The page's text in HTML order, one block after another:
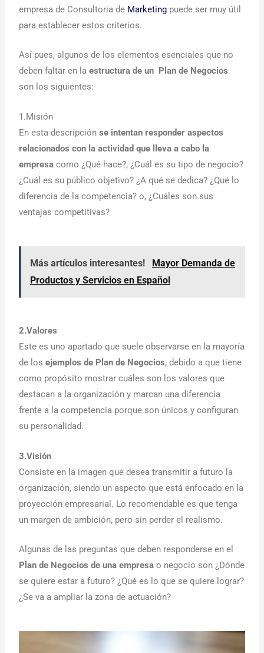
empresa de Consultoria de Marketing puede ser muy útil
para establecer estos criterios.
Así pues, algunos de los elementos esenciales que no
deben faltar en laestructura de un Plan de Negocios
son los siguientes:
1.Misión
En esta descripciónse intentan responder aspectos
relacionados con la actividad que lleva a cabo la
empresacomo ¿Qué hace?, ¿Cuál es su tipo de negocio?
¿Cuál es su público objetivo? ¿A qué se dedica? ¿Qué lo
diferencia de la competencia? o, ¿Cuáles son sus
ventajas competitivas?
Más artículos interesantes!
Mayor Demanda de
Productos y Servicios en Español
2.Valores
Este es uno apartado que suele observarse en la mayoría
de losejemplos de Plan de Negocios, debido a que tiene
como propósito mostrar cuáles son los valores que
destacan a la organización y marcan una diferencia
frente a la competencia porque son únicos y configuran
su personalidad.
3.Visión
Consiste en la imagen que desea transmitir a futuro la
organización, siendo un aspecto que está enfocado en la
proyección empresarial. Lo recomendable es que tenga
un margen de ambición, pero sin perder el realismo.
Algunas de las preguntas que deben responderse en el
Plan de Negocios de una empresa o negocio son ¿Dónde
se quiere estar a futuro? ¿Qué es lo que se quiere lograr?
¿Se va a ampliar la zona de actuación?